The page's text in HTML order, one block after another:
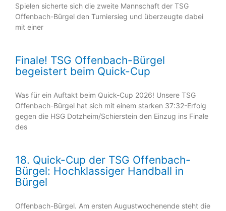
Spielen sicherte sich die zweite Mannschaft der TSG
Offenbach-Bürgel den Turniersieg und überzeugte dabei
mit einer
Finale! TSG Offenbach-Bürgel
begeistert beim Quick-Cup
Was für ein Auftakt beim Quick-Cup 2026! Unsere TSG
Offenbach-Bürgel hat sich mit einem starken 37:32-Erfolg
gegen die HSG Dotzheim/Schierstein den Einzug ins Finale
des
18. Quick-Cup der TSG Offenbach-
Bürgel: Hochklassiger Handball in
Bürgel
Offenbach-Bürgel. Am ersten Augustwochenende steht die